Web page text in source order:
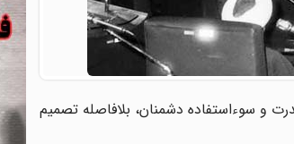
از هرگونه خلأ قدرت و سوءاستفاده دشمنان، بلافاصله تصمیم